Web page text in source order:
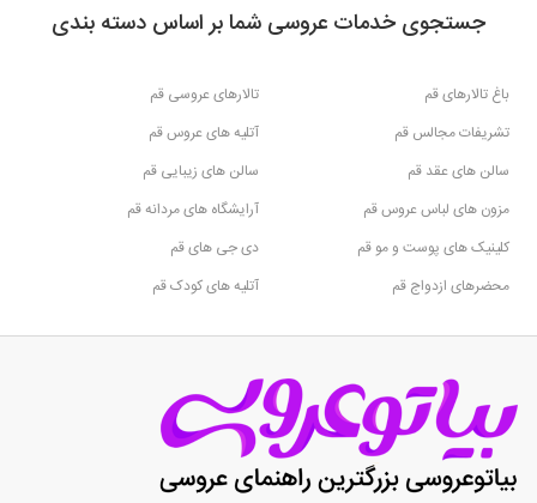
جستجوی خدمات عروسی شما بر اساس دسته بندی
باغ تالارهای قم
تالارهای عروسی قم
تشریفات مجالس قم
آتلیه های عروس قم
سالن های عقد قم
سالن های زیبایی قم
مزون های لباس عروس قم
آرایشگاه های مردانه قم
کلینیک های پوست و مو قم
دی جی های قم
محضرهای ازدواج قم
آتلیه های کودک قم